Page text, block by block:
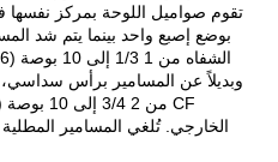
تقوم صواميل اللوحة بمركز نفسها
بوضع إصبع واحد بينما يتم شد
الخارجي. تُلغي المسامير